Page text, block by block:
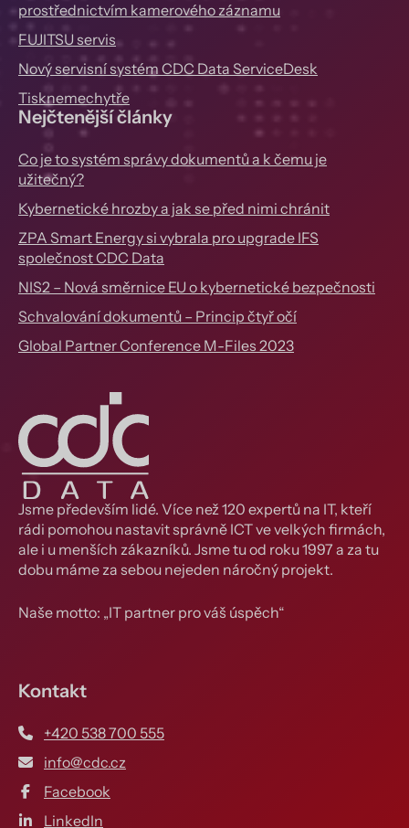
prostřednictvím kamerového záznamu
FUJITSU servis
Nový servisní systém CDC Data ServiceDesk
Tisknemechytře
Nejčtenější články
Co je to systém správy dokumentů a k čemu je
užitečný?
Kybernetické hrozby a jak se před nimi chránit
ZPA Smart Energy si vybrala pro upgrade IFS
společnost CDC Data
NIS2 – Nová směrnice EU o kybernetické bezpečnosti
Schvalování dokumentů – Princip čtyř očí
Global Partner Conference M-Files 2023
Jsme především lidé. Více než 120 expertů na IT, kteří
rádi pomohou nastavit správně ICT ve velkých firmách,
ale i u menších zákazníků. Jsme tu od roku 1997 a za tu
dobu máme za sebou nejeden náročný projekt.
Naše motto: „IT partner pro váš úspěch“
Kontakt
+420 538 700 555
info@cdc.cz
Facebook
LinkedIn